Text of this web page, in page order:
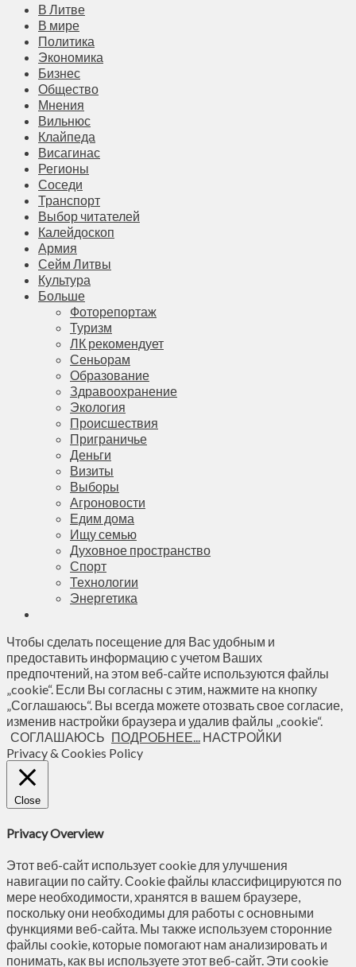
В Литве
В мире
Политика
Экономика
Бизнес
Общество
Мнения
Вильнюс
Клайпеда
Висагинас
Регионы
Соседи
Транспорт
Выбор читателей
Калейдоскоп
Армия
Сейм Литвы
Культура
Больше
Фоторепортаж
Туризм
ЛК рекомендует
Сеньорам
Образование
Здравоохранение
Экология
Происшествия
Приграничье
Деньги
Визиты
Выборы
Агроновости
Едим дома
Ищу семью
Духовное пространство
Спорт
Технологии
Энергетика
Чтобы сделать посещение для Вас удобным и
предоставить информацию с учетом Ваших
предпочтений, на этом веб-сайте используются файлы
„cookie“. Если Вы согласны с этим, нажмите на кнопку
„Соглашаюсь“. Вы всегда можете отозвать свое согласие,
изменив настройки браузера и удалив файлы „cookie“.
СОГЛАШАЮСЬ ПОДРОБНЕЕ...
НАСТРОЙКИ
Privacy & Cookies Policy
Close
Privacy Overview
Этот веб-сайт использует cookie для улучшения
навигации по сайту. Сookie файлы классифицируются по
мере необходимости, хранятся в вашем браузере,
поскольку они необходимы для работы с основными
функциями веб-сайта. Мы также используем сторонние
файлы cookie, которые помогают нам анализировать и
понимать, как вы используете этот веб-сайт. Эти cookie